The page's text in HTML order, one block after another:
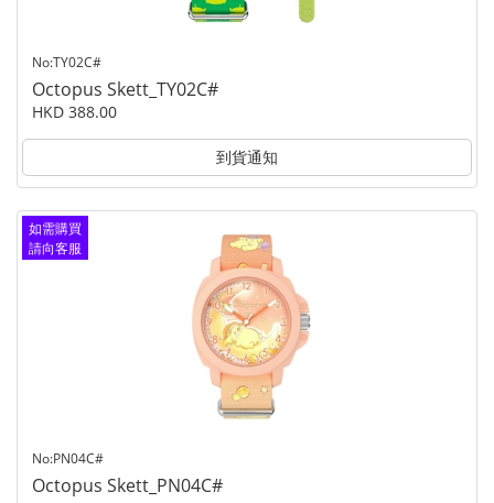
No:TY02C#
Octopus Skett_TY02C#
HKD 388.00
到貨通知
如需購買
請向客服
No:PN04C#
Octopus Skett_PN04C#